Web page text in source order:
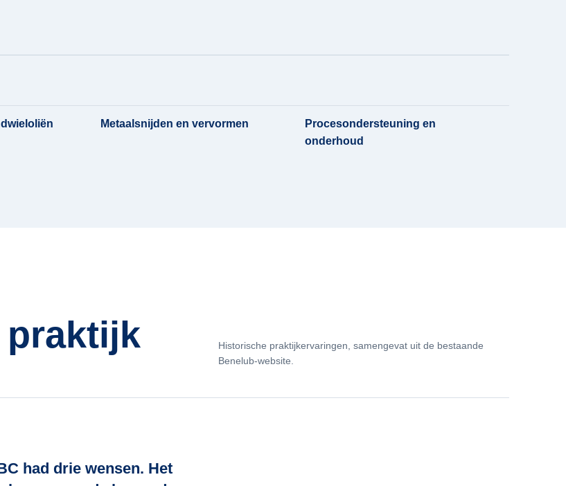
Metaalsnijden en vervormen
Procesondersteuning en
onderhoud
praktijk
Historische praktijkervaringen, samengevat uit de bestaande
Benelub-website.
had drie wensen. Het